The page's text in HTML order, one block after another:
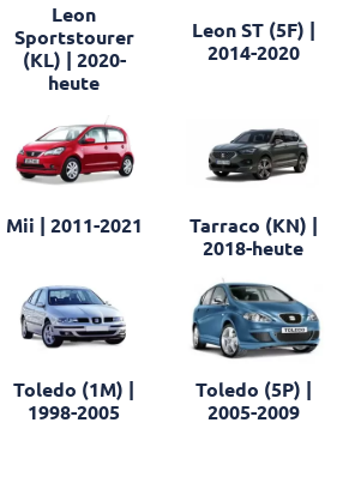
Leon
Sportstourer
(KL) | 2020-
heute
Leon ST (5F) |
2014-2020
Mii | 2011-2021
Tarraco (KN) |
2018-heute
Toledo (1M) |
1998-2005
Toledo (5P) |
2005-2009